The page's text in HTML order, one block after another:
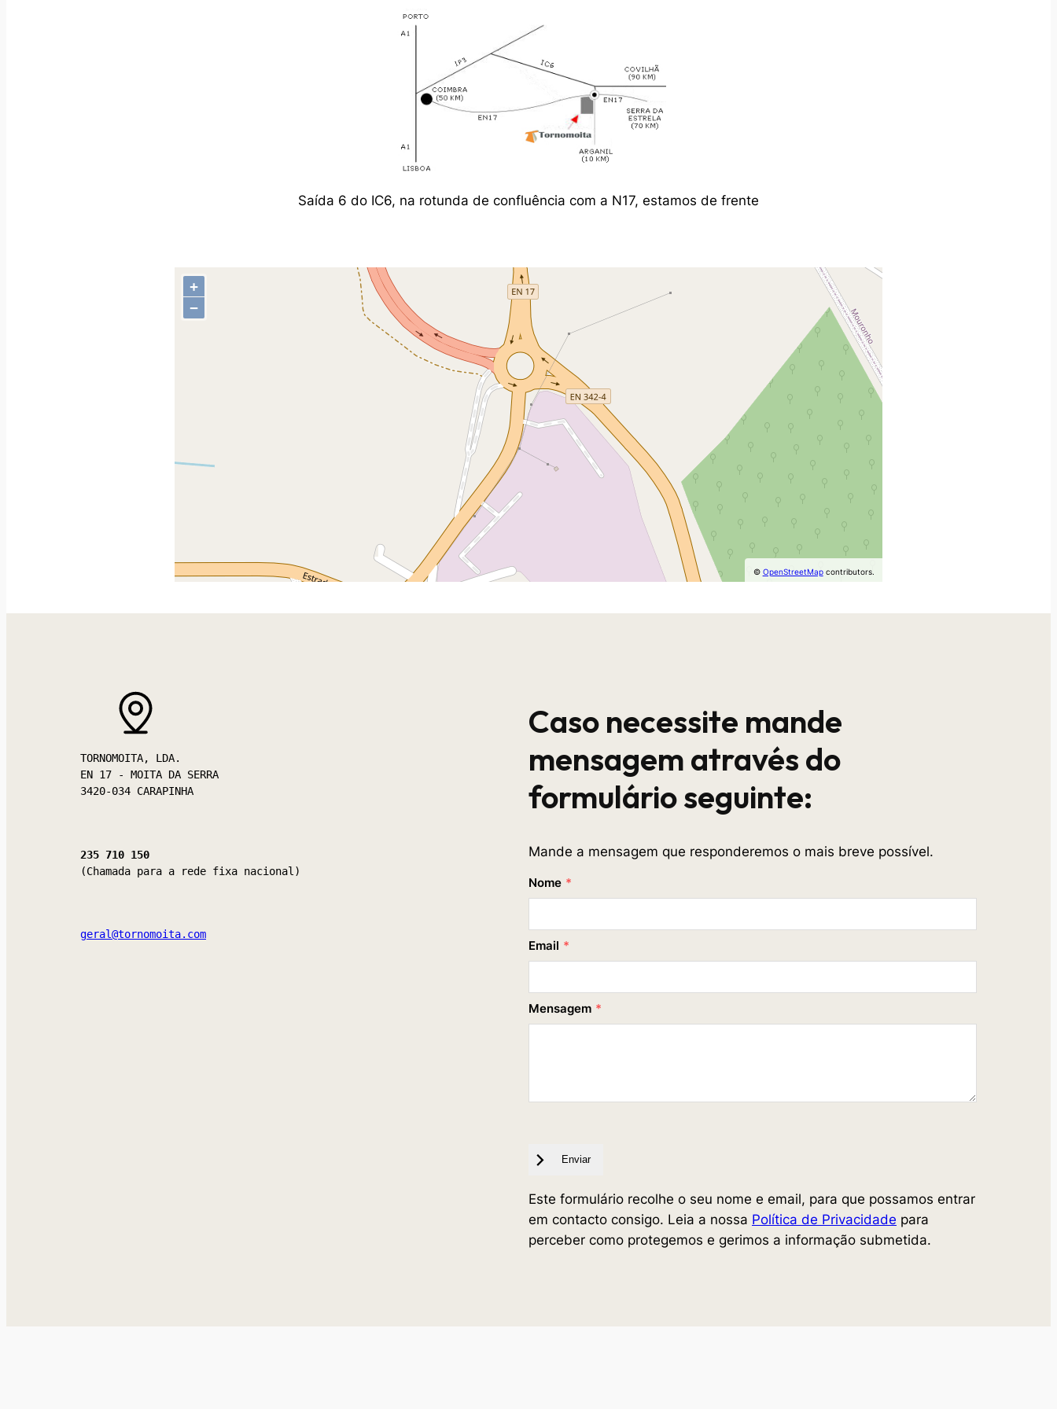
Saída 6 do IC6, na rotunda de confluência com a N17, estamos de frente
+
−
© OpenStreetMapcontributors.
TORNOMOITA, LDA.
EN 17 - MOITA DA SERRA
3420-034 CARAPINHA
235 710 150
(Chamada para a rede fixa nacional)
geral@tornomoita.com
Caso necessite mande
mensagem através do
formulário seguinte:
Mande a mensagem que responderemos o mais breve possível.
Nome *
Email *
Mensagem *
Enviar
Este formulário recolhe o seu nome e email, para que possamos entrar
em contacto consigo. Leia a nossa Política de Privacidade para
perceber como protegemos e gerimos a informação submetida.